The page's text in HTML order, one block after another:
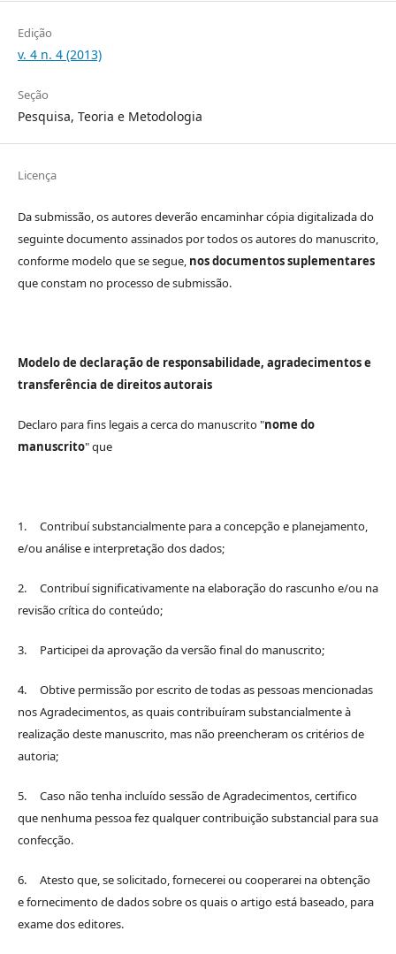
Edição
v. 4 n. 4 (2013)
Seção
Pesquisa, Teoria e Metodologia
Licença
Da submissão, os autores deverão encaminhar cópia digitalizada do
seguinte documento assinados por todos os autores do manuscrito,
conforme modelo que se segue, nos documentos suplementares
que constam no processo de submissão.
Modelo de declaração de responsabilidade, agradecimentos e
transferência de direitos autorais
Declaro para fins legais a cerca do manuscrito "nome do
manuscrito" que
1. Contribuí substancialmente para a concepção e planejamento,
e/ou análise e interpretação dos dados;
2. Contribuí significativamente na elaboração do rascunho e/ou na
revisão crítica do conteúdo;
3. Participei da aprovação da versão final do manuscrito;
4. Obtive permissão por escrito de todas as pessoas mencionadas
nos Agradecimentos, as quais contribuíram substancialmente à
realização deste manuscrito, mas não preencheram os critérios de
autoria;
5. Caso não tenha incluído sessão de Agradecimentos, certifico
que nenhuma pessoa fez qualquer contribuição substancial para sua
confecção.
6. Atesto que, se solicitado, fornecerei ou cooperarei na obtenção
e fornecimento de dados sobre os quais o artigo está baseado, para
exame dos editores.